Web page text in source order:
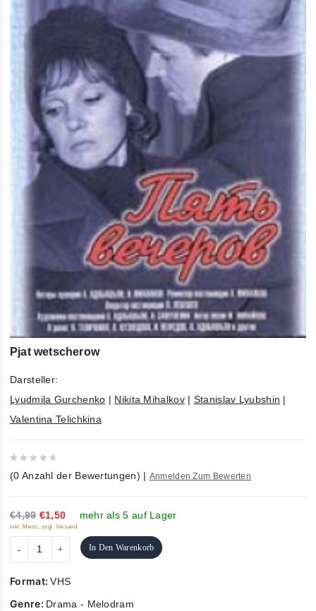
Pjat wetscherow
Darsteller:
Lyudmila Gurchenko | Nikita Mihalkov| Stanislav Lyubshin |
Valentina Telichkina
out
of
5
(0 Anzahl der Bewertungen) | Anmelden Zum Bewerten
€4,99 €1,50 mehr als 5 auf Lager
inkl. Mwst., zzgl. Versand
In Den Warenkorb
Format:VHS
Genre: Drama - Melodram